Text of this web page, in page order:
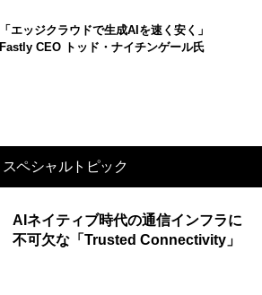
「エッジクラウドで生成AIを速く安く」
Fastly CEO トッド・ナイチンゲール氏
スペシャルトピック
AIネイティブ時代の通信インフラに
不可欠な「Trusted Connectivity」